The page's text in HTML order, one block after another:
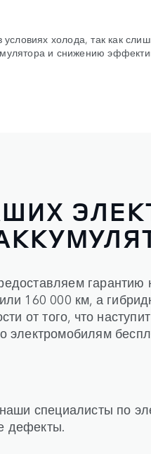
холода, так как
и снижению
гарантию
160 000 км, а
от того, что
электромобилям
специалисты по
дефекты.